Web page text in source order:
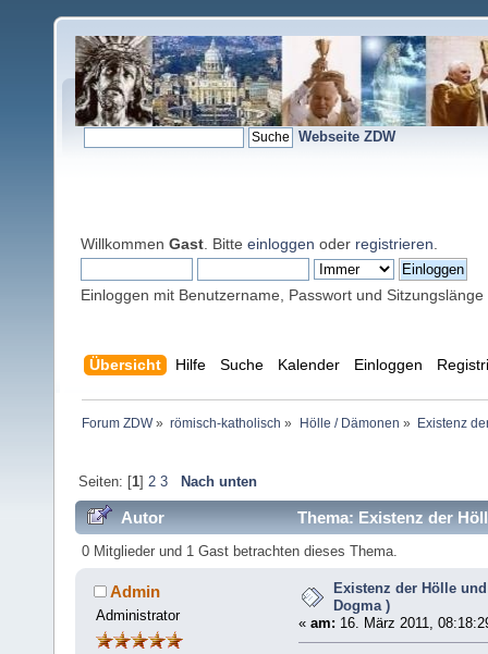
Webseite ZDW
Willkommen Gast . Bitte einloggen oder registrieren
Einloggen mit Benutzername, Passwort und Sitzungslänge
Übersicht Hilfe Suche Kalender Einloggen
Forum ZDW» römisch-katholisch » Hölle / Dämonen » Existenz
Seiten: [1] 2 3 Nach unten
Autor Thema: Existenz der
0 Mitglieder und 1 Gast betrachten dieses Thema.
Admin
Administrator
Existenz der Hölle
Dogma )
« am: 16. März 2011,